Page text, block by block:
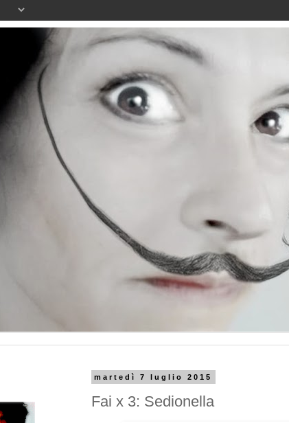
martedì 7 luglio 2015
Fai x 3: Sedionella